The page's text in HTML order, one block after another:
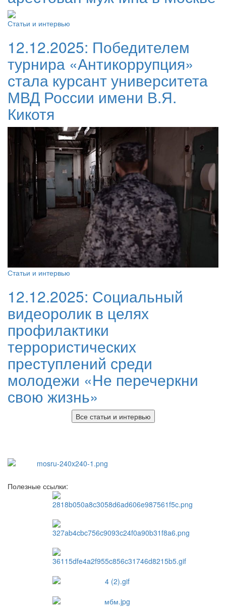
Статьи и интервью
12.12.2025: Победителем
турнира «Антикоррупция»
стала курсант университета
МВД России имени В.Я.
Кикотя
Статьи и интервью
12.12.2025: Социальный
видеоролик в целях
профилактики
террористических
преступлений среди
молодежи «Не перечеркни
свою жизнь»
Все статьи и интервью
Полезные ссылки: